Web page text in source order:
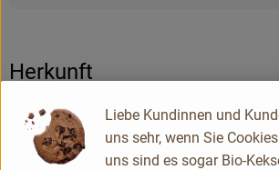
Herkunft
Deutschland
Spielberger Mühle
Liebe Kundinnen und
uns sehr, wenn Sie
uns sind es sogar Bio-